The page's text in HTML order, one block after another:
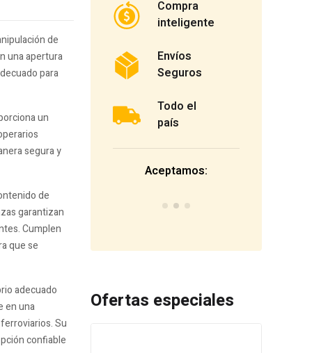
de
una apertura
para
un
segura y
de
garantizan
Cumplen
que se
adecuado
en una
Su
confiable
Compra
inteligente
Envíos
Seguros
Todo el
país
Aceptamos:
Ofertas especiales